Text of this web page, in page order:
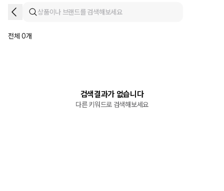
전체 0개
검색결과가 없습니다
다른 키워드로 검색해보세요